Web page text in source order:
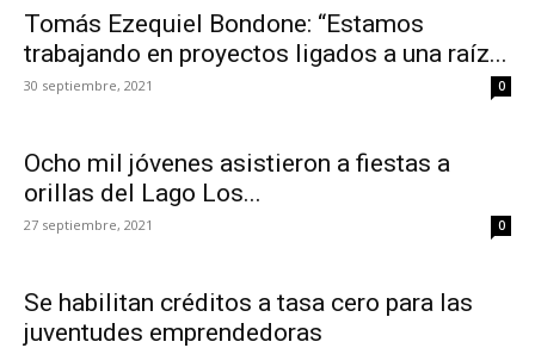
Tomás Ezequiel Bondone: “Estamos
trabajando en proyectos ligados a una raíz...
30 septiembre, 2021 0
Ocho mil jóvenes asistieron a fiestas a
orillas del Lago Los...
27 septiembre, 2021 0
Se habilitan créditos a tasa cero para las
juventudes emprendedoras